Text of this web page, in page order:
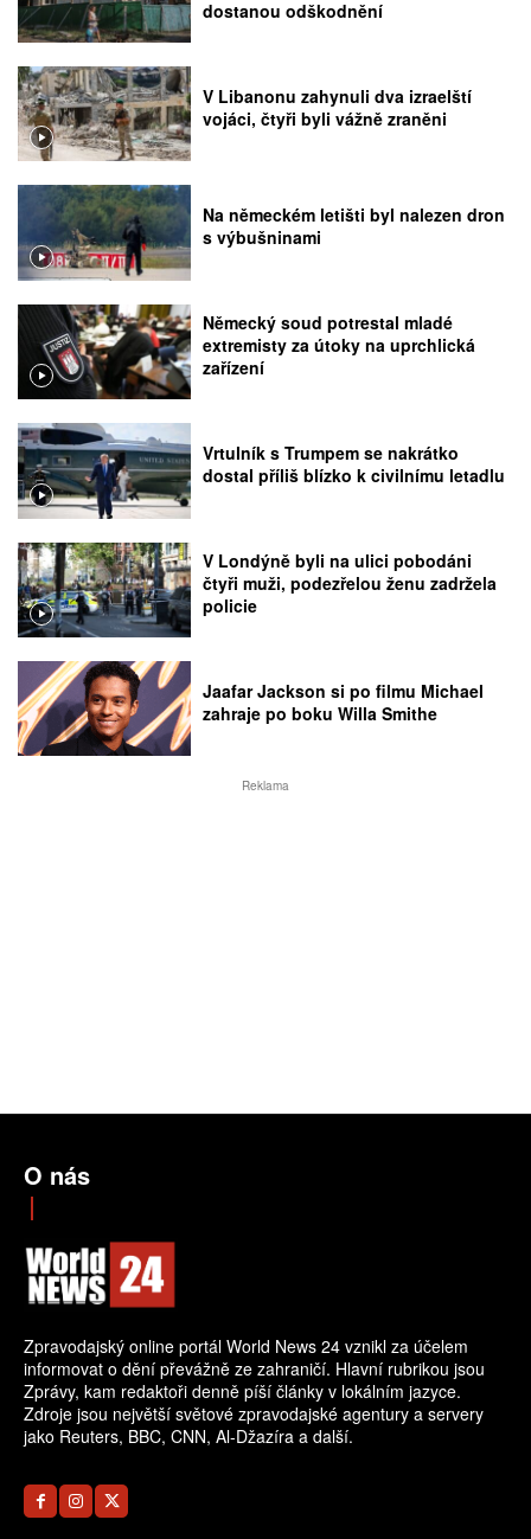
dostanou odškodnění
V Libanonu zahynuli dva izraelští
vojáci, čtyři byli vážně zraněni
Na německém letišti byl nalezen dron
s výbušninami
Německý soud potrestal mladé
extremisty za útoky na uprchlická
zařízení
Vrtulník s Trumpem se nakrátko
dostal příliš blízko k civilnímu letadlu
V Londýně byli na ulici pobodáni
čtyři muži, podezřelou ženu zadržela
policie
Jaafar Jackson si po filmu Michael
zahraje po boku Willa Smithe
Reklama
O nás
Zpravodajský online portál World News 24 vznikl za účelem
informovat o dění převážně ze zahraničí. Hlavní rubrikou jsou
Zprávy, kam redaktoři denně píší články v lokálním jazyce.
Zdroje jsou největší světové zpravodajské agentury a servery
jako Reuters, BBC, CNN, Al-Džazíra a další.